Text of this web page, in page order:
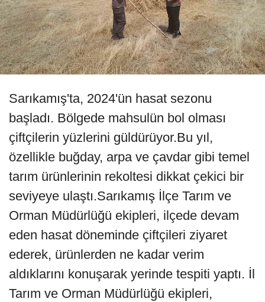
Sarıkamış'ta, 2024'ün hasat sezonu
başladı. Bölgede mahsulün bol olması
çiftçilerin yüzlerini güldürüyor.Bu yıl,
özellikle buğday, arpa ve çavdar gibi temel
tarım ürünlerinin rekoltesi dikkat çekici bir
seviyeye ulaştı.Sarıkamış İlçe Tarım ve
Orman Müdürlüğü ekipleri, ilçede devam
eden hasat döneminde çiftçileri ziyaret
ederek, ürünlerden ne kadar verim
aldıklarını konuşarak yerinde tespiti yaptı. İl
Tarım ve Orman Müdürlüğü ekipleri,